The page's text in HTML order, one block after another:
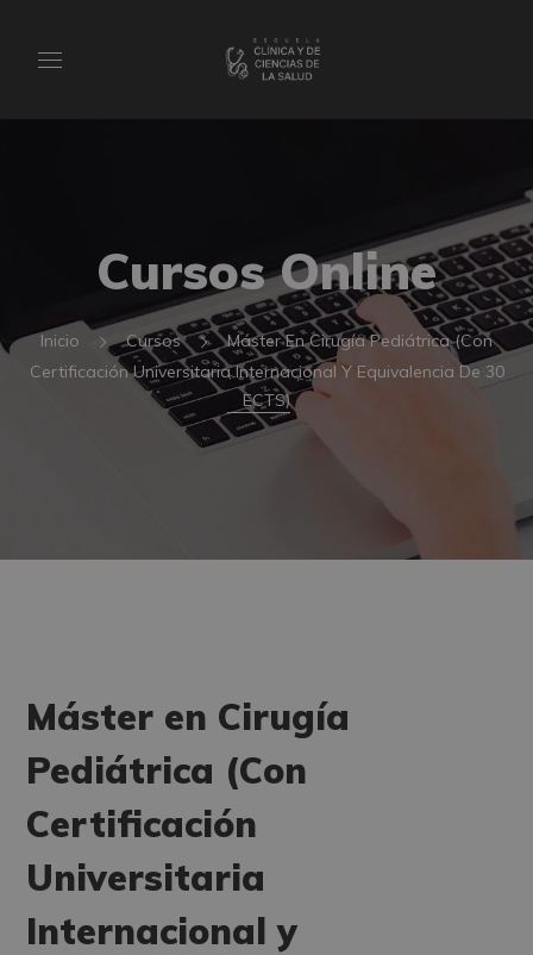
Cursos Online
Inicio Cursos
Máster En Cirugía Pediátrica (Con
Certificación Universitaria Internacional Y Equivalencia De 30
ECTS)
Máster en Cirugía
Pediátrica (Con
Certificación
Universitaria
Internacional y